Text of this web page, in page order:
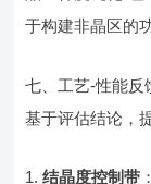
于构建非晶区的
七、工艺-性能反
基于评估结论，
结晶度控制带